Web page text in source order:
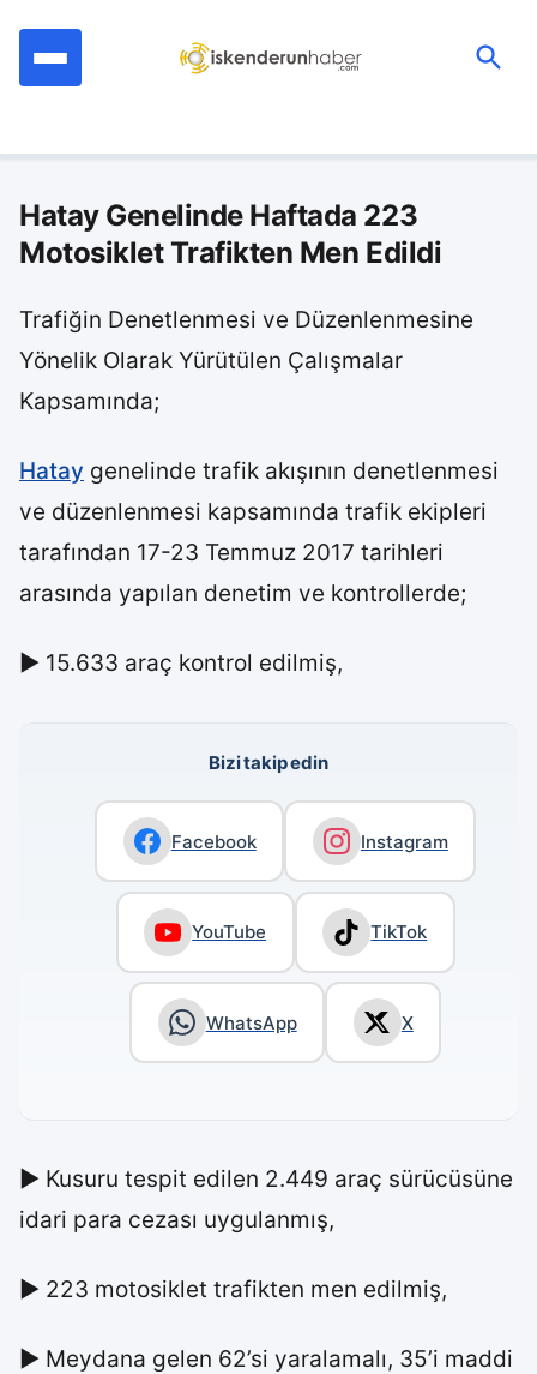
Hatay Genelinde Haftada 223
Motosiklet Trafikten Men Edildi
Trafiğin Denetlenmesi ve Düzenlenmesine
Yönelik Olarak Yürütülen Çalışmalar
Kapsamında;
Hatay genelinde trafik akışının denetlenmesi
ve düzenlenmesi kapsamında trafik ekipleri
tarafından 17-23 Temmuz 2017 tarihleri
arasında yapılan denetim ve kontrollerde;
► 15.633 araç kontrol edilmiş,
Bizi takip edin
Facebook Instagram
YouTube TikTok
WhatsApp X
► Kusuru tespit edilen 2.449 araç sürücüsüne
idari para cezası uygulanmış,
► 223 motosiklet trafikten men edilmiş,
► Meydana gelen 62’si yaralamalı, 35’i maddi